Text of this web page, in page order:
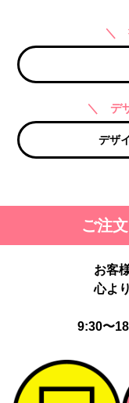
＼
＼ デ
デザ
ご注
お客
心よ
9:30〜